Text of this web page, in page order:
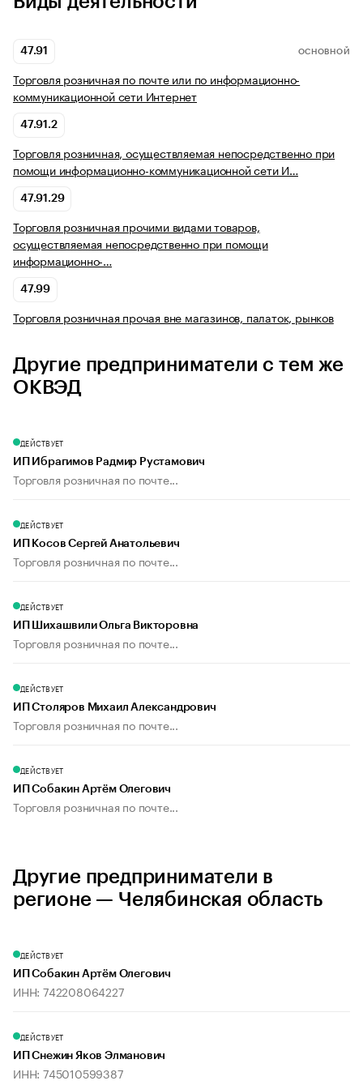
47.91 ОСНОВНОЙ
Торговля розничная по почте или по информационно-
коммуникационной сети Интернет
47.91.2
Торговля розничная, осуществляемая непосредственно при
помощи информационно-коммуникационной сети И…
47.91.29
Торговля розничная прочими видами товаров,
осуществляемая непосредственно при помощи
информационно-…
47.99
Торговля розничная прочая вне магазинов, палаток, рынков
Другие предприниматели с тем же
ОКВЭД
ДЕЙСТВУЕТ
ИП Ибрагимов Радмир Рустамович
Торговля розничная по почте...
ДЕЙСТВУЕТ
ИП Косов Сергей Анатольевич
Торговля розничная по почте...
ДЕЙСТВУЕТ
ИП Шихашвили Ольга Викторовна
Торговля розничная по почте...
ДЕЙСТВУЕТ
ИП Столяров Михаил Александрович
Торговля розничная по почте...
ДЕЙСТВУЕТ
ИП Собакин Артём Олегович
Торговля розничная по почте...
Другие предприниматели в
регионе — Челябинская область
ДЕЙСТВУЕТ
ИП Собакин Артём Олегович
ИНН: 742208064227
ДЕЙСТВУЕТ
ИП Снежин Яков Элманович
ИНН: 745010599387